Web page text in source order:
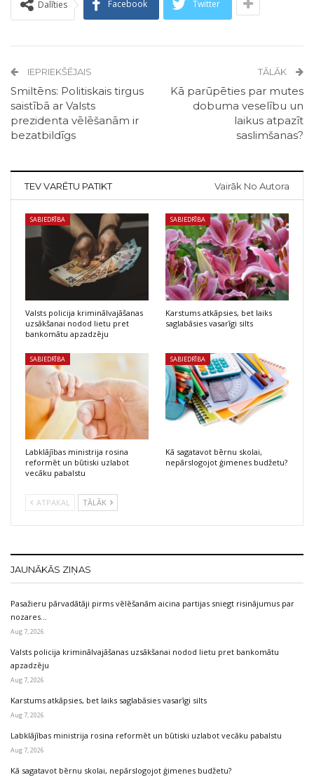
Dalīties Facebook Twitter
IEPRIEKŠĒJAIS
Smiltēns: Politiskais tirgus
saistībā ar Valsts
prezidenta vēlēšanām ir
bezatbildīgs
TĀLĀK
Kā parūpēties par mutes
dobuma veselību un
laikus atpazīt
saslimšanas?
TEV VARĒTU PATIKT Vairāk No Autora
SABIEDRĪBA
Valsts policija kriminālvajāšanas
uzsākšanai nodod lietu pret
bankomātu apzadzēju
SABIEDRĪBA
Karstums atkāpsies, bet laiks
saglabāsies vasarīgi silts
SABIEDRĪBA
Labklājības ministrija rosina
reformēt un būtiski uzlabot
vecāku pabalstu
SABIEDRĪBA
Kā sagatavot bērnu skolai,
nepārslogojot ģimenes budžetu?
ATPAKAĻ TĀLĀK
JAUNĀKĀS ZIŅAS
Pasažieru pārvadātāji pirms vēlēšanām aicina partijas sniegt risinājumus par
nozares…
Aug 7, 2026
Valsts policija kriminālvajāšanas uzsākšanai nodod lietu pret bankomātu
apzadzēju
Aug 7, 2026
Karstums atkāpsies, bet laiks saglabāsies vasarīgi silts
Aug 7, 2026
Labklājības ministrija rosina reformēt un būtiski uzlabot vecāku pabalstu
Aug 7, 2026
Kā sagatavot bērnu skolai, nepārslogojot ģimenes budžetu?